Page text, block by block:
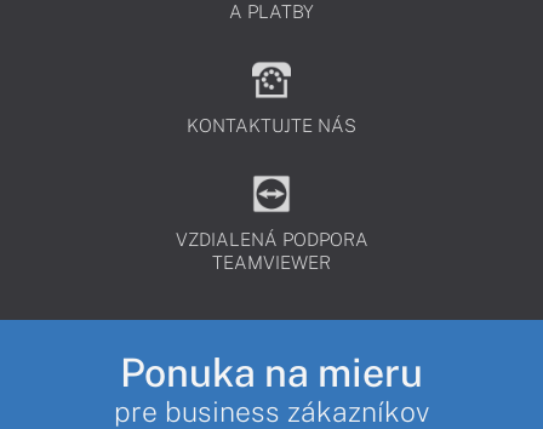
A PLATBY
KONTAKTUJTE NÁS
VZDIALENÁ PODPORA
TEAMVIEWER
Ponuka na mieru
pre business zákazníkov